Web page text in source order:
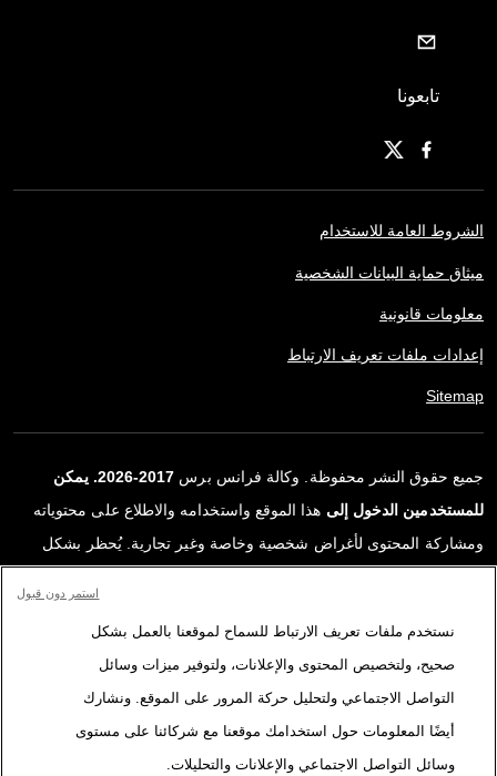
تابعونا
الشروط العامة للاستخدام
ميثاق حماية البيانات الشخصية
معلومات قانونية
إعدادات ملفات تعريف الارتباط
Sitemap
جميع حقوق النشر محفوظة. وكالة فرانس برس
2017-2026. يمكن
للمستخدمين الدخول إلى هذا الموقع واستخدامه والاطلاع على محتوياته
ومشاركة المحتوى لأغراض شخصية وخاصة وغير تجارية. يُحظر بشكل
ترخيص محددة موقعة مع وكالة فرانس برس. المواد والروابط الواردة في
التقارير، والتي لم تنتجها وكالة فرانس برس، مستخدمة فقط وبالقدر
اللازم كعناصر إثبات لمحتوى هذه التقارير. لم تحصل فرانس برس على أي
حقوق من المؤلفين أو مالكي حقوق النشر لهذا المحتوى ولا تتحمّل أي
نستخدم ملفات تعريف الارتباط للسماح لموقعنا بالعمل بشكل
صحيح، ولتخصيص المحتوى والإعلانات، ولتوفير ميزات وسائل
التواصل الاجتماعي ولتحليل حركة المرور على الموقع. ونشارك
أيضًا المعلومات حول استخدامك موقعنا مع شركائنا على مستوى
وسائل التواصل الاجتماعي والإعلانات والتحليلات.
استمر دون قبول